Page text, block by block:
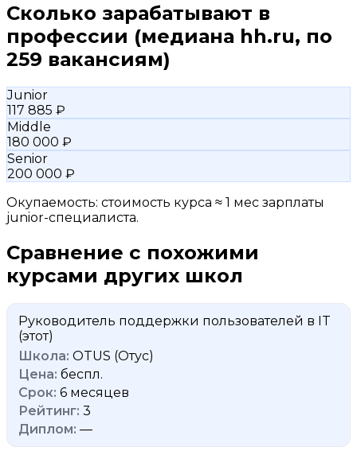
Сколько зарабатывают в
профессии (медиана hh.ru, по
259 вакансиям)
Junior
117 885 ₽
Middle
180 000 ₽
Senior
200 000 ₽
Окупаемость: стоимость курса ≈ 1 мес зарплаты
junior-специалиста.
Сравнение с похожими
курсами других школ
Руководитель поддержки пользователей в IT
(этот)
OTUS (Отус)
беспл.
6 месяцев
3
—